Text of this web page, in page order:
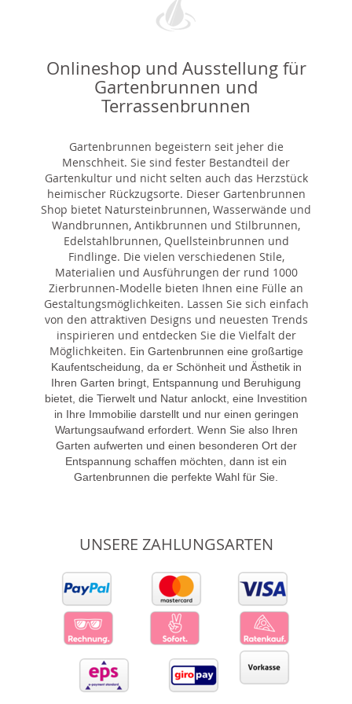
Onlineshop und Ausstellung für
Gartenbrunnen und
Terrassenbrunnen
Gartenbrunnen begeistern seit jeher die
Menschheit. Sie sind fester Bestandteil der
Gartenkultur und nicht selten auch das Herzstück
heimischer Rückzugsorte. Dieser Gartenbrunnen
Shop bietet Natursteinbrunnen, Wasserwände und
Wandbrunnen, Antikbrunnen und Stilbrunnen,
Edelstahlbrunnen, Quellsteinbrunnen und
Findlinge. Die vielen verschiedenen Stile,
Materialien und Ausführungen der rund 1000
Zierbrunnen-Modelle bieten Ihnen eine Fülle an
Gestaltungsmöglichkeiten. Lassen Sie sich einfach
von den attraktiven Designs und neuesten Trends
inspirieren und entdecken Sie die Vielfalt der
Möglichkeiten. Ein Gartenbrunnen eine großartige
Kaufentscheidung, da er Schönheit und Ästhetik in
Ihren Garten bringt, Entspannung und Beruhigung
bietet, die Tierwelt und Natur anlockt, eine Investition
in Ihre Immobilie darstellt und nur einen geringen
Wartungsaufwand erfordert. Wenn Sie also Ihren
Garten aufwerten und einen besonderen Ort der
Entspannung schaffen möchten, dann ist ein
Gartenbrunnen die perfekte Wahl für Sie.
UNSERE ZAHLUNGSARTEN